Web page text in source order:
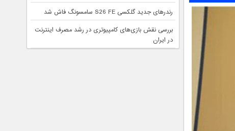
رندرهای جدید گلکسی S26 FE سامسونگ فاش شد
بررسی نقش بازی‌های کامپیوتری در رشد مصرف اینترنت
در ایران